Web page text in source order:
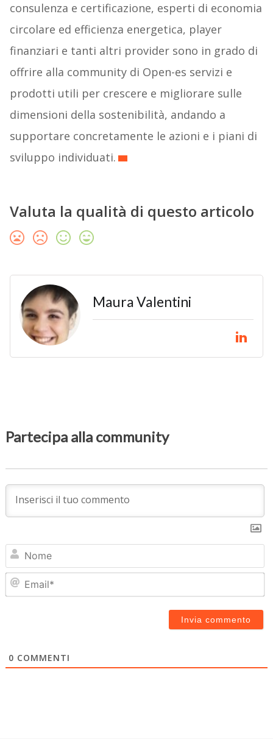
consulenza e certificazione, esperti di economia
circolare ed efficienza energetica, player
finanziari e tanti altri provider sono in grado di
offrire alla community di Open-es servizi e
prodotti utili per crescere e migliorare sulle
dimensioni della sostenibilità, andando a
supportare concretamente le azioni e i piani di
sviluppo individuati.
Valuta la qualità di questo articolo
Maura Valentini
Partecipa alla community
0 COMMENTI